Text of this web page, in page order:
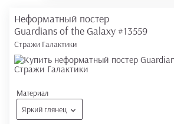
Неформатный постер
Guardians of the Galaxy #13559
Стражи Галактики
Материал
Яркий глянец